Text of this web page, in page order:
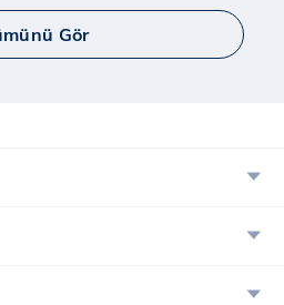
İnternet Kampanyası
Gör